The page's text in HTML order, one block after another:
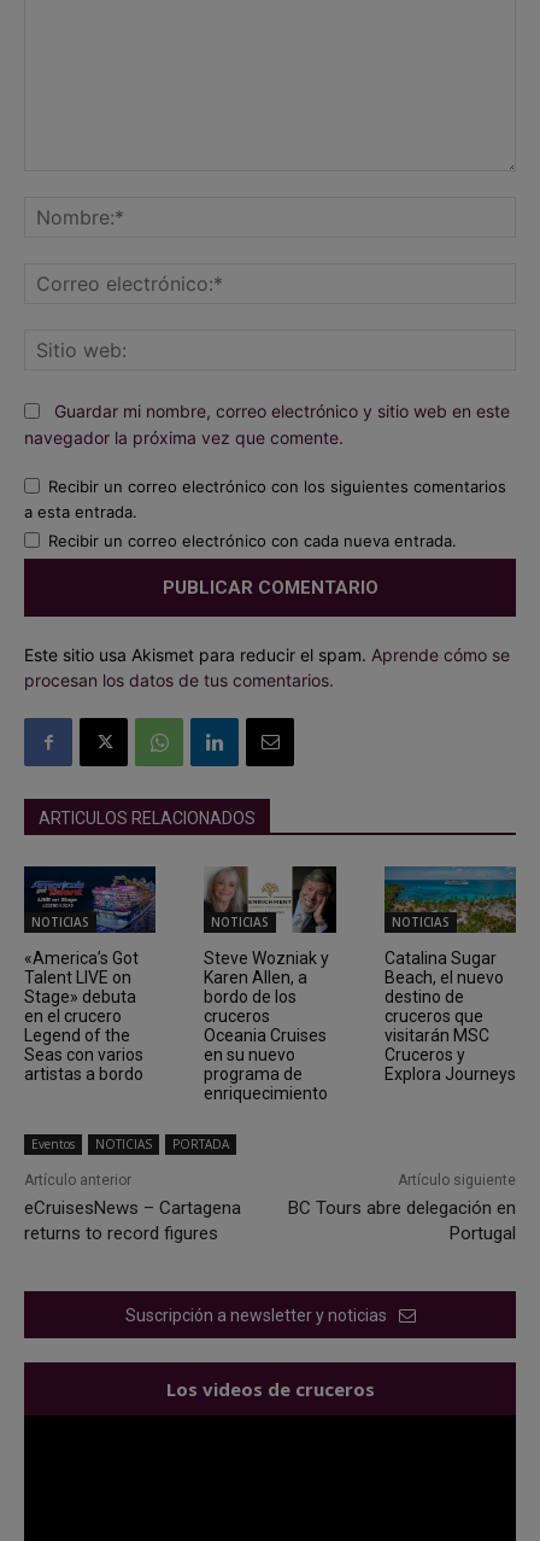
Guardar mi nombre, correo electrónico y sitio web en este
navegador la próxima vez que comente.
Recibir un correo electrónico con los siguientes comentarios
a esta entrada.
Recibir un correo electrónico con cada nueva entrada.
Este sitio usa Akismet para reducir el spam. Aprende cómo se
procesan los datos de tus comentarios.
ARTICULOS RELACIONADOS
NOTICIAS
«America’s Got
Talent LIVE on
Stage» debuta
en el crucero
Legend of the
Seas con varios
artistas a bordo
NOTICIAS
Steve Wozniak y
Karen Allen, a
bordo de los
cruceros
Oceania Cruises
en su nuevo
programa de
enriquecimiento
NOTICIAS
Catalina Sugar
Beach, el nuevo
destino de
cruceros que
visitarán MSC
Cruceros y
Explora Journeys
Eventos NOTICIAS PORTADA
Artículo anterior
eCruisesNews – Cartagena
returns to record figures
Artículo siguiente
BC Tours abre delegación en
Portugal
Suscripción a newsletter y noticias
Los videos de cruceros